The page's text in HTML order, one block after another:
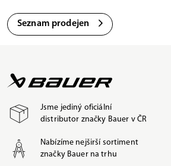
Seznam prodejen
Jsme jediný oficiální
distributor značky Bauer v ČR
Nabízíme nejširší sortiment
značky Bauer na trhu